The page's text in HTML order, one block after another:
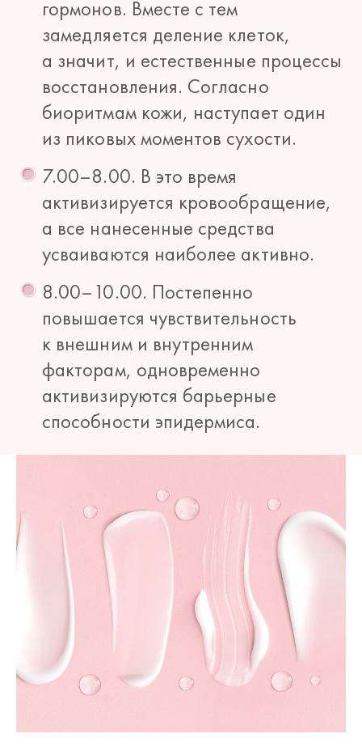
гормонов. Вместе с тем
замедляется деление клеток,
а значит, и естественные процессы
восстановления. Согласно
биоритмам кожи, наступает один
из пиковых моментов сухости.
7.00–8.00. В это время
активизируется кровообращение,
а все нанесенные средства
усваиваются наиболее активно.
8.00–10.00. Постепенно
повышается чувствительность
к внешним и внутренним
факторам, одновременно
активизируются барьерные
способности эпидермиса.